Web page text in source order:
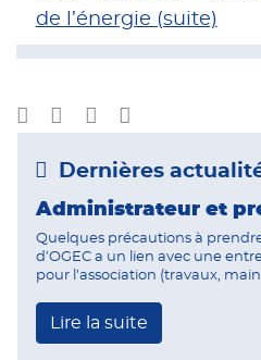
de l’énergie (suite)
Dernières
Administrateur et
Quelques précautions à
d’OGEC a un lien avec une
pour l’association (travaux,
Lire la suite